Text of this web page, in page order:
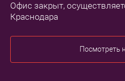
Офис закрыт,
Краснодара
Посмотреть